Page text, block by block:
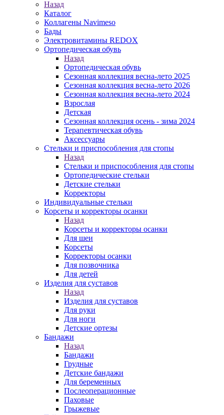
Назад
Каталог
Коллагены Navimeso
Бады
Электровитамины REDOX
Ортопедическая обувь
Назад
Ортопедическая обувь
Сезонная коллекция весна-лето 2025
Сезонная коллекция весна-лето 2026
Сезонная коллекция весна-лето 2024
Взрослая
Детская
Сезонная коллекция осень - зима 2024
Терапевтическая обувь
Аксессуары
Стельки и приспособления для стопы
Назад
Стельки и приспособления для стопы
Ортопедические стельки
Детские стельки
Корректоры
Индивидуальные стельки
Корсеты и корректоры осанки
Назад
Корсеты и корректоры осанки
Для шеи
Корсеты
Корректоры осанки
Для позвочника
Для детей
Изделия для суставов
Назад
Изделия для суставов
Для руки
Для ноги
Детские ортезы
Бандажи
Назад
Бандажи
Грудные
Детские бандажи
Для беременных
Послеоперационные
Паховые
Грыжевые